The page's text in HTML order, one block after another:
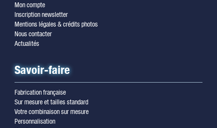
Mon compte
Inscription newsletter
Mentions légales & crédits photos
Nous contacter
Actualités
Savoir-faire
Fabrication française
Sur mesure et tailles standard
Votre combinaison sur mesure
Personnalisation